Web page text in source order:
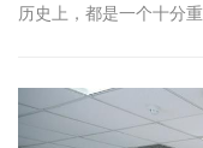
历史上，都是一个十分
景。 首先，我代表党中
贺！ 在这里，我代...